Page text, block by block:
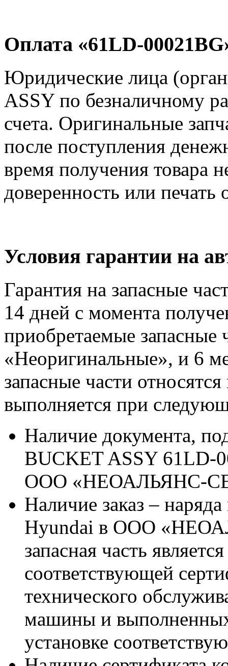
Оплата «61LD-
Юридические лица
ASSY по безналичному
счета. Оригинальные
после поступления
время получения товара
доверенность или печать
Условия гарантии на
Гарантия на запасные
14 дней с момента
приобретаемые запасные
«Неоригинальные», и 6
запасные части
выполняется при
Наличие документа,
BUCKET ASSY 61LD-
ООО «НЕОАЛЬЯНС-
Наличие заказ –
Hyundai в ООО
запасная часть
соответствующей
технического
машины и
установке